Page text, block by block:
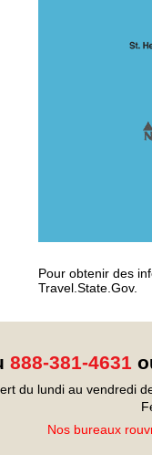
Pour obtenir des
Travel.State.Gov.
888-381-4631
du lundi au vendredi
Nos bureaux